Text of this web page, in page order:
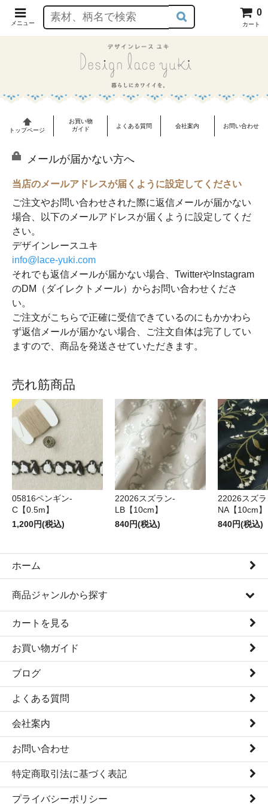
メニュー
0
カート
トップページ
お買い物
ガイド
よくある質問 会社案内 お問い合わせ
メールが届かない方へ
当店のメールアドレスが届くように設定してください
ご注文やお問い合わせされた際に返信メールが届かない
場合、以下のメールアドレスが届くように設定してくだ
さい。
デザインレースユキ
info@lace-yuki.com
それでも返信メールが届かない場合、TwitterやInstagram
のDM（ダイレクトメール）からお問い合わせくださ
い。
ご注文がこちらで正確に受信できているのにもかかわら
ず返信メールが届かない場合、ご注文自体は完了してい
ますので、商品を発送させていただきます。
売れ筋商品
05816ペンギン-
C【0.5m】
1,200円(税込)
22026スズラン-
LB【10cm】
840円(税込)
22026スズ
NA【10cm】
840円(税込)
ホーム
商品ジャンルから探す
カートを見る
お買い物ガイド
ブログ
よくある質問
会社案内
お問い合わせ
特定商取引法に基づく表記
プライバシーポリシー